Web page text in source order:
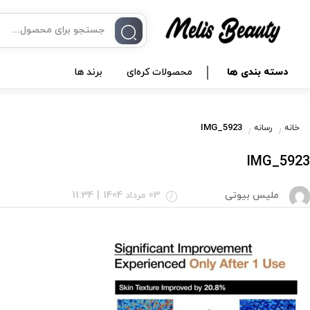
دسته بندی ها محصولات کره‌ای برند ها
خانه رسانه
IMG_5923
ملیس بیوتی 03 مرداد 1404 11:34